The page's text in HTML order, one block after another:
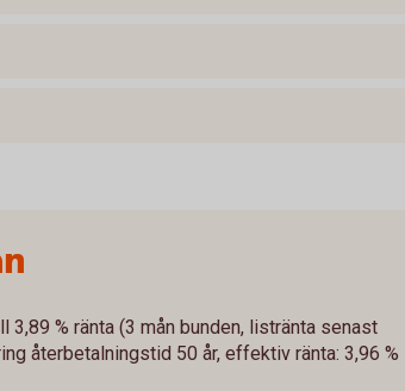
% ränta (3 mån bunden, listränta senast
återbetalningstid 50 år, effektiv ränta: 3,96 %